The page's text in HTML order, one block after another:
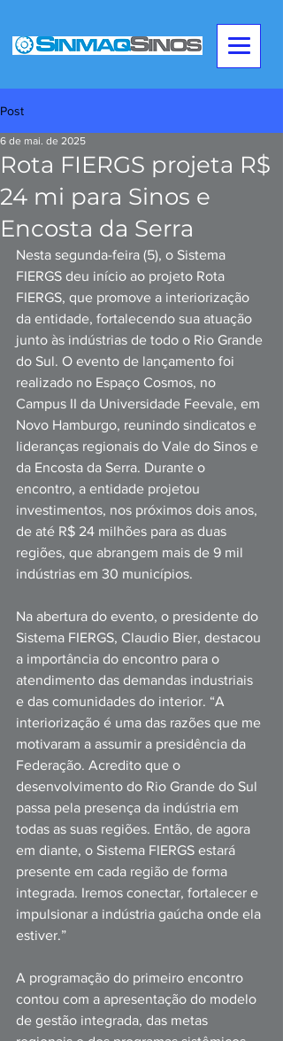
Post
Rota FIERGS projeta R$
24 mi para Sinos e
Encosta da Serra
6 de mai. de 2025
Nesta segunda-feira (5), o Sistema
FIERGS deu início ao projeto Rota
FIERGS, que promove a interiorização
da entidade, fortalecendo sua atuação
junto às indústrias de todo o Rio Grande
do Sul. O evento de lançamento foi
realizado no Espaço Cosmos, no
Campus II da Universidade Feevale, em
Novo Hamburgo, reunindo sindicatos e
lideranças regionais do Vale do Sinos e
da Encosta da Serra. Durante o
encontro, a entidade projetou
investimentos, nos próximos dois anos,
de até R$ 24 milhões para as duas
regiões, que abrangem mais de 9 mil
indústrias em 30 municípios.
Na abertura do evento, o presidente do
Sistema FIERGS, Claudio Bier, destacou
a importância do encontro para o
atendimento das demandas industriais
e das comunidades do interior. “A
interiorização é uma das razões que me
motivaram a assumir a presidência da
Federação. Acredito que o
desenvolvimento do Rio Grande do Sul
passa pela presença da indústria em
todas as suas regiões. Então, de agora
em diante, o Sistema FIERGS estará
presente em cada região de forma
integrada. Iremos conectar, fortalecer e
impulsionar a indústria gaúcha onde ela
estiver.”
A programação do primeiro encontro
contou com a apresentação do modelo
de gestão integrada, das metas